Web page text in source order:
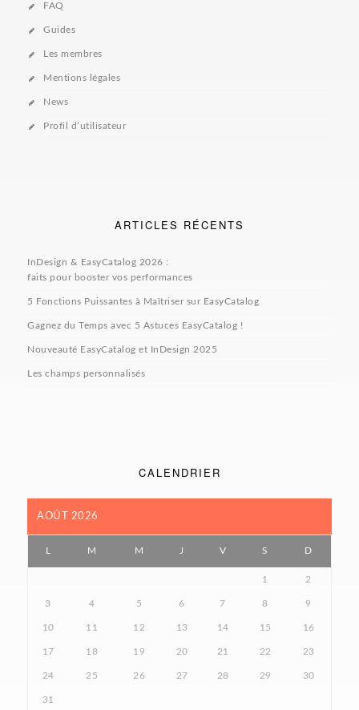
FAQ
Guides
Les membres
Mentions légales
News
Profil d’utilisateur
ARTICLES RÉCENTS
InDesign & EasyCatalog 2026 :
faits pour booster vos performances
5 Fonctions Puissantes à Maîtriser sur EasyCatalog
Gagnez du Temps avec 5 Astuces EasyCatalog !
Nouveauté EasyCatalog et InDesign 2025
Les champs personnalisés
CALENDRIER
AOÛT 2026
L M M J V S D
1 2
3 4 5 6 7 8 9
10 11 12 13 14 15 16
17 18 19 20 21 22 23
24 25 26 27 28 29 30
31